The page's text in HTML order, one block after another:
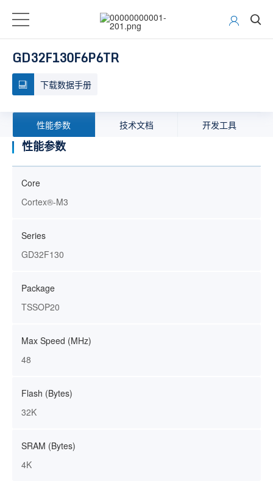
GD32F130F6P6TR
下载数据手册
性能参数 技术文档 开发工具
性能参数
Core
Cortex®-M3
Series
GD32F130
Package
TSSOP20
Max Speed (MHz)
48
Flash (Bytes)
32K
SRAM (Bytes)
4K